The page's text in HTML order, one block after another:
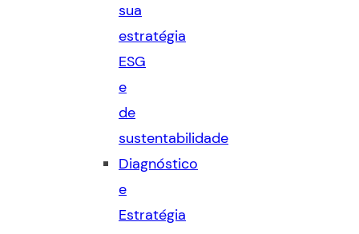
sua
estratégia
ESG
e
de
sustentabilidade
Diagnóstico
e
Estratégia